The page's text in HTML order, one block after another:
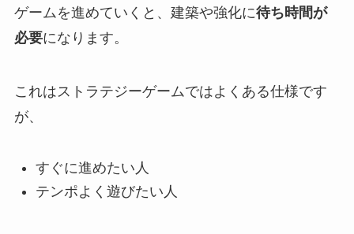
ゲームを進めていくと、建築や強化に待ち時間が
必要になります。
これはストラテジーゲームではよくある仕様です
が、
すぐに進めたい人
テンポよく遊びたい人